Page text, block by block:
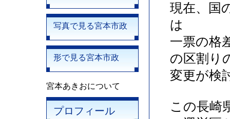
写真で見る宮本市政
形で見る宮本市政
宮本あきおについて
プロフィール
現在、国
は
一票の格
の区割り
変更が検
この長崎